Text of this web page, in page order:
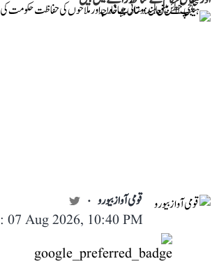
قومی آواز بیورو
07 Aug 2026, 10:40 PM